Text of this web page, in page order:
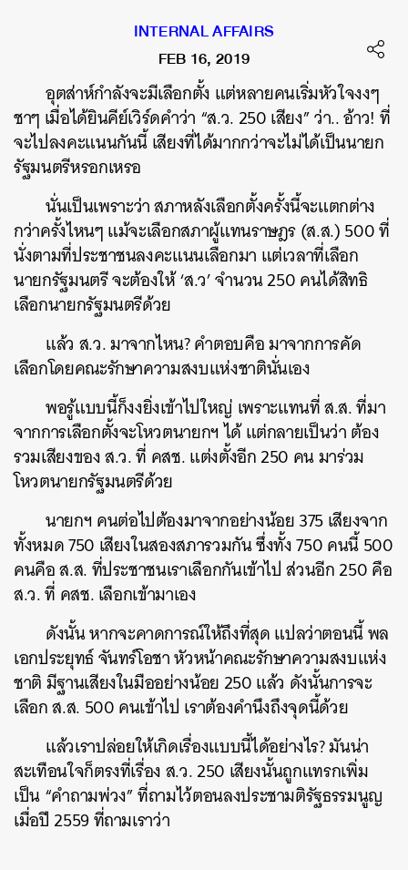
INTERNAL AFFAIRS
FEB 16, 2019
อุตส่าห์กำลังจะมีเลือกตั้ง แต่หลายคนเริ่มหัวใจงงๆ
ชาๆ เมื่อได้ยินคีย์เวิร์ดคำว่า “ส.ว. 250 เสียง” ว่า.. อ้าว! ที่
จะไปลงคะแนนกันนี้ เสียงที่ได้มากกว่าจะไม่ได้เป็นนายก
รัฐมนตรีหรอกเหรอ
นั่นเป็นเพราะว่า สภาหลังเลือกตั้งครั้งนี้จะแตกต่าง
กว่าครั้งไหนๆ แม้จะเลือกสภาผู้แทนราษฎร (ส.ส.) 500 ที่
นั่งตามที่ประชาชนลงคะแนนเลือกมา แต่เวลาที่เลือก
นายกรัฐมนตรี จะต้องให้ ‘ส.ว’ จำนวน 250 คนได้สิทธิ
เลือกนายกรัฐมนตรีด้วย
แล้ว ส.ว. มาจากไหน? คำตอบคือ มาจากการคัด
เลือกโดยคณะรักษาความสงบแห่งชาตินั่นเอง
พอรู้แบบนี้ก็งงยิ่งเข้าไปใหญ่ เพราะแทนที่ ส.ส. ที่มา
จากการเลือกตั้งจะโหวตนายกฯ ได้ แต่กลายเป็นว่า ต้อง
รวมเสียงของ ส.ว. ที่ คสช. แต่งตั้งอีก 250 คน มาร่วม
โหวตนายกรัฐมนตรีด้วย
นายกฯ คนต่อไปต้องมาจากอย่างน้อย 375 เสียงจาก
ทั้งหมด 750 เสียงในสองสภารวมกัน ซึ่งทั้ง 750 คนนี้ 500
คนคือ ส.ส. ที่ประชาชนเราเลือกกันเข้าไป ส่วนอีก 250 คือ
ส.ว. ที่ คสช. เลือกเข้ามาเอง
ดังนั้น หากจะคาดการณ์ให้ถึงที่สุด แปลว่าตอนนี้ พล
เอกประยุทธ์ จันทร์โอชา หัวหน้าคณะรักษาความสงบแห่ง
ชาติ มีฐานเสียงในมืออย่างน้อย 250 แล้ว ดังนั้นการจะ
เลือก ส.ส. 500 คนเข้าไป เราต้องคำนึงถึงจุดนี้ด้วย
แล้วเราปล่อยให้เกิดเรื่องแบบนี้ได้อย่างไร? มันน่า
สะเทือนใจก็ตรงที่เรื่อง ส.ว. 250 เสียงนั้นถูกแทรกเพิ่ม
เป็น “คำถามพ่วง” ที่ถามไว้ตอนลงประชามติรัฐธรรมนูญ
เมื่อปี 2559 ที่ถามเราว่า